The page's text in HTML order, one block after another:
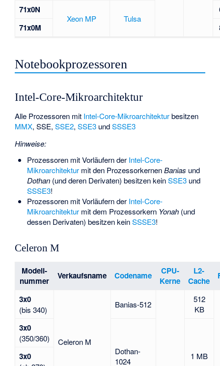
71x0N
Xeon MP Tulsa
71x0M
Notebookprozessoren
Intel-Core-Mikroarchitektur
Alle Prozessoren mit Intel-Core-Mikroarchitekturbesitzen
MMX,SSE,SSE2,SSE3 undSSSE3
Hinweise:
Prozessoren mit Vorläufern der Intel-Core-
Mikroarchitekturmit den ProzessorkernenBanias und
Dothan(und deren Derivaten) besitzen keinSSE3und
SSSE3!
Prozessoren mit Vorläufern der Intel-Core-
Mikroarchitekturmit dem Prozessorkern Yonah(und
dessen Derivaten) besitzen keinSSSE3!
Celeron M
Modell-
nummer
Verkaufsname Codename
CPU-
Kerne
L2-
Cache
3x0
(bis 340)
Celeron M
Banias-512
512
KB
3x0
(350/360)
Dothan-
1024
1 MB
3x0